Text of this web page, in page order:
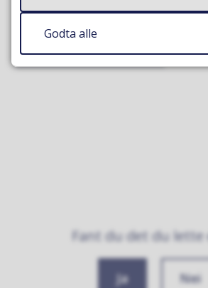
Sentralbordet har åpent fra
alle hverdager.
Oversikt over vakttelefoner.
Fant du det du lette
Ja Nei
Godta alle